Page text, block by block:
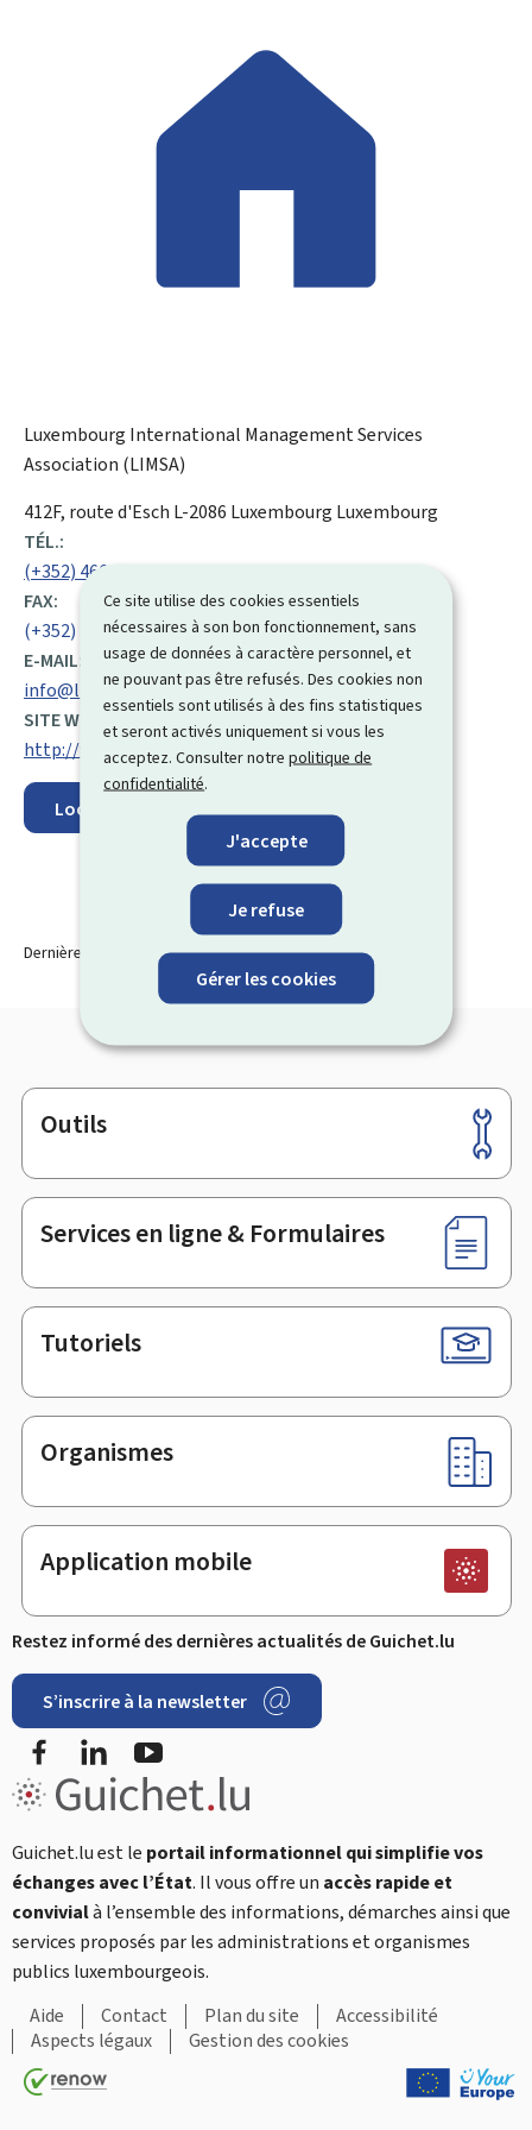
Ce site utilise des cookies essentiels
nécessaires à son bon fonctionnement, sans
usage de données à caractère personnel, et
ne pouvant pas être refusés. Des cookies non
essentiels sont utilisés à des fins statistiques
et seront activés uniquement si vous les
acceptez. Consulter notrepolitique de
confidentialité.
J'accepte
Je refuse
Gérer les cookies
Luxembourg International Management Services
Association (LIMSA)
ADRESSE
:
412F, route d'Esch L-2086 Luxembourg Luxembourg
TÉL.:
(+352) 466 111 27 49
FAX:
(+352) 46 85 10
E-MAIL:
info@limsa.lu
SITE WEB :
http://www.limsa.lu/
Localisez sur la carte
Dernière modification le21.10.2025
Pied
de
page
Outils
Services en ligne & Formulaires
Tutoriels
Organismes
Application mobile
Restez informé des dernières actualités de Guichet.lu
S’inscrire à la newsletter
FacebookLinkedIn
Guichet.lu est le portail informationnel qui simplifie vos
échanges avec l’État. Il vous offre un accès rapide et
convivialà l’ensemble des informations, démarches ainsi que
services proposés par les administrations et organismes
publics luxembourgeois.
Aide
Contact Plan du site
Accessibilité
Aspects légaux
Gestion des cookies